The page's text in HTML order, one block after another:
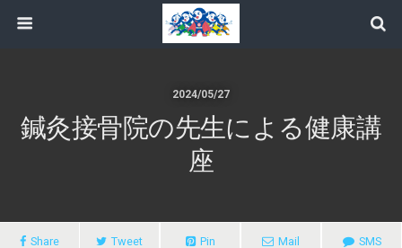
2024/05/27
鍼灸接骨院の先生による健康講
座
Share Tweet Pin Mail SMS